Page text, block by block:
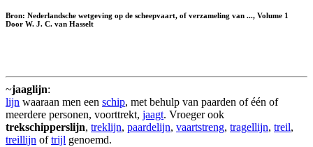
Bron: Nederlandsche wetgeving op de scheepvaart, of verzameling van ..., Volume 1
Door W. J. C. van Hasselt
~jaaglijn:
lijn waaraan men een schip, met behulp van paarden of één of
meerdere personen, voorttrekt, jaagt. Vroeger ook
trekschipperslijn, treklijn, paardelijn, vaartstreng, tragellijn, treil,
treillijn oftrijl genoemd.